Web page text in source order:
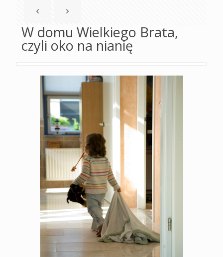
W domu Wielkiego Brata,
czyli oko na nianię